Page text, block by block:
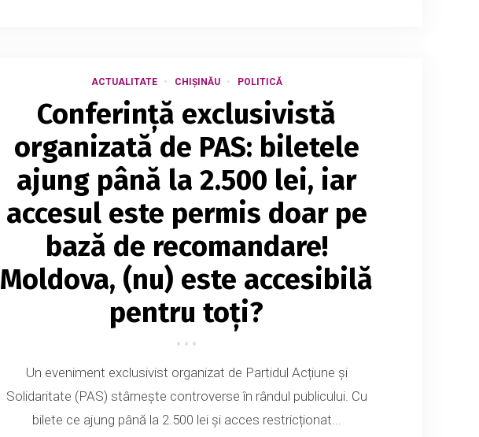
ACTUALITATE CHIȘINĂU POLITICĂ
Conferință exclusivistă
organizată de PAS: biletele
ajung până la 2.500 lei, iar
accesul este permis doar pe
bază de recomandare!
Moldova, (nu) este accesibilă
pentru toți?
Un eveniment exclusivist organizat de Partidul Acțiune și
Solidaritate (PAS) stârnește controverse în rândul publicului. Cu
bilete ce ajung până la 2.500 lei și acces restricționat...